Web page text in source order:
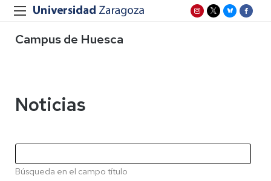
Campus de Huesca
Noticias
Búsqueda en el campo título